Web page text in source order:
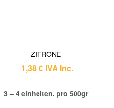
ZITRONE
1,38€ IVA Inc.
3 – 4 einheiten. pro 500gr